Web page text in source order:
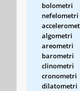
bolometri
nefelometri
algometri
areometri
barometri
clinometri
cronometri
dilatometri